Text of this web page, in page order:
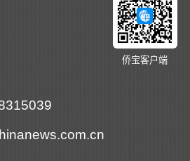
侨宝客户端